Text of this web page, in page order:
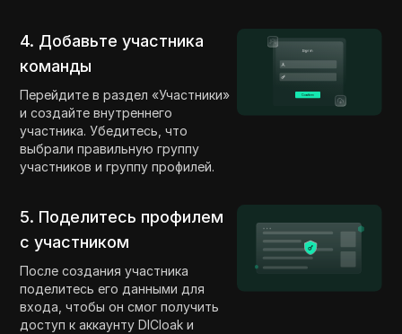
4. Добавьте участника
команды
Перейдите в раздел «Участники»
и создайте внутреннего
участника. Убедитесь, что
выбрали правильную группу
участников и группу профилей.
5. Поделитесь профилем
с участником
После создания участника
поделитесь его данными для
входа, чтобы он смог получить
доступ к аккаунту DICloak и